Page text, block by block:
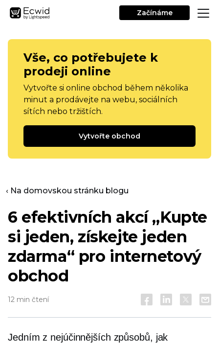
Začínáme
Vše, co potřebujete k
prodeji online
Vytvořte si online obchod během několika
minut a prodávejte na webu, sociálních
sítích nebo tržištích.
Vytvořte obchod
‹ Na domovskou stránku blogu
6 efektivních akcí „Kupte
si jeden, získejte jeden
zdarma“ pro internetový
obchod
12 min čtení
Jedním z nejúčinnějších způsobů, jak